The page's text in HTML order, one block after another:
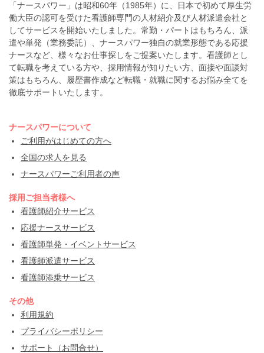
「ナースパワー」は昭和60年（1985年）に、日本で初めて厚生労
働大臣の認可を受けた看護師専門の人材紹介及び人材派遣会社と
してサービスを開始いたしました。常勤・パートはもちろん、派
遣や単発（業務委託）、ナースパワー独自の就業形態である応援
ナースなど、様々なお仕事探しをご提案いたします。看護師とし
て転職を考えている方や、採用情報が知りたい方、面接や面談対
策はもちろん、履歴書作成など転職・就職に関するお悩み全てを
徹底サポートいたします。
ナースパワーについて
ご利用がはじめての方へ
全国の求人を見る
ナースパワーご利用者の声
採用ご担当者様へ
看護師紹介サービス
応援ナースサービス
看護師単発・イベントサービス
看護師派遣サービス
看護師添乗サービス
その他
利用規約
プライバシーポリシー
サポート（お問合せ）